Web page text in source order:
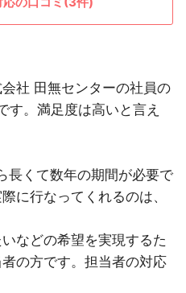
社 田無センターの社員の
す。満足度は高いと言え
長くて数年の期間が必要で
に行なってくれるのは、
などの希望を実現するた
の方です。担当者の対応